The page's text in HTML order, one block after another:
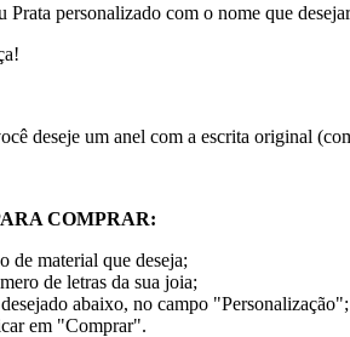
personalizado com o nome que
deseje um anel com a escrita original
COMPRAR:
de material que deseja;
de letras da sua joia;
abaixo, no campo "Personalização";
em "Comprar".